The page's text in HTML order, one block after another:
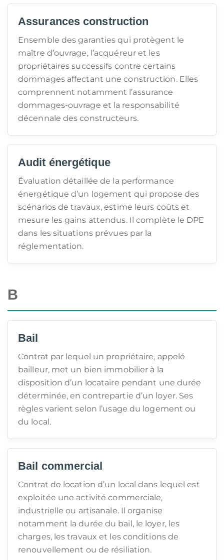
Assurances construction
Ensemble des garanties qui protègent le
maître d’ouvrage, l’acquéreur et les
propriétaires successifs contre certains
dommages affectant une construction. Elles
comprennent notamment l’assurance
dommages-ouvrage et la responsabilité
décennale des constructeurs.
Audit énergétique
Évaluation détaillée de la performance
énergétique d’un logement qui propose des
scénarios de travaux, estime leurs coûts et
mesure les gains attendus. Il complète le DPE
dans les situations prévues par la
réglementation.
B
Bail
Contrat par lequel un propriétaire, appelé
bailleur, met un bien immobilier à la
disposition d’un locataire pendant une durée
déterminée, en contrepartie d’un loyer. Ses
règles varient selon l’usage du logement ou
du local.
Bail commercial
Contrat de location d’un local dans lequel est
exploitée une activité commerciale,
industrielle ou artisanale. Il organise
notamment la durée du bail, le loyer, les
charges, les travaux et les conditions de
renouvellement ou de résiliation.